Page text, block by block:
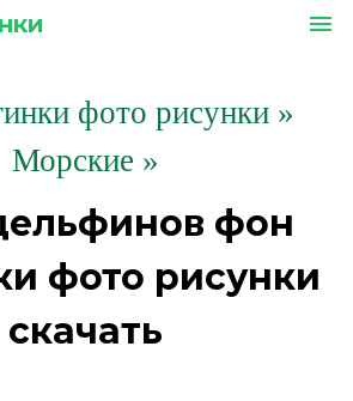
menu
фото рисунки »
Морские »
фон
фото рисунки
скачать